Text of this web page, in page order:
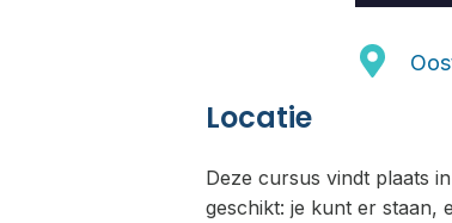
Locatie
Deze cursus vindt plaats
geschikt: je kunt er staan,